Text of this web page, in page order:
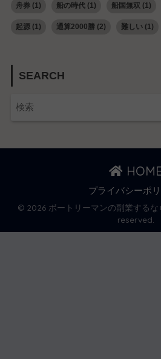
舟券(1) 船の時代(1) 船国無双 (1)
起源(1) 通算2000勝(2) 難しい(1)
SEARCH
プライバシーポ
© 2026 ボートリーマンの副業する
reserved.